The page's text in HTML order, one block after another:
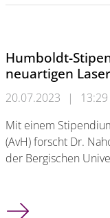
Humboldt-
neuartigen
20.07.2023 |
Mit einem
(AvH) forscht Dr.
der Bergischen
Humboldt-